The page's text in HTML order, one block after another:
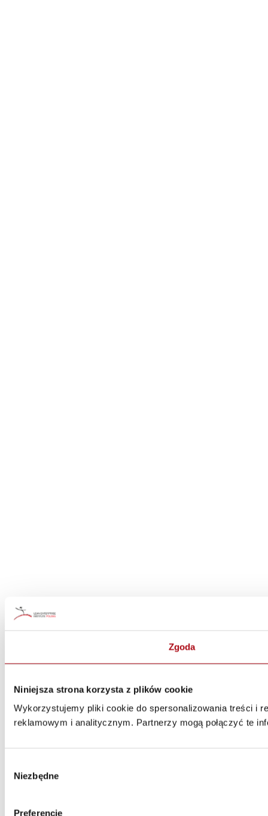
Zgoda
Niniejsza strona korzysta z plików cookie
Wykorzystujemy pliki cookie do spersonalizowania treści i
reklamowym i analitycznym. Partnerzy mogą połączyć te
zgody
Niezbędne
Preferencje